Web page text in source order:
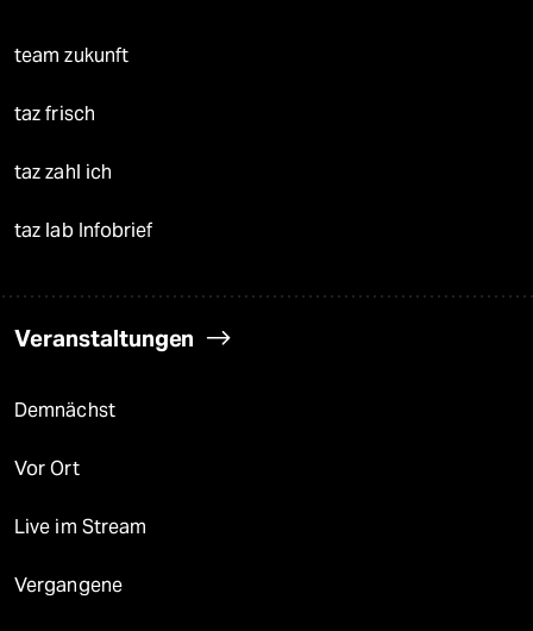
team zukunft
taz frisch
taz zahl ich
taz lab Infobrief
Veranstaltungen
Demnächst
Vor Ort
Live im Stream
Vergangene